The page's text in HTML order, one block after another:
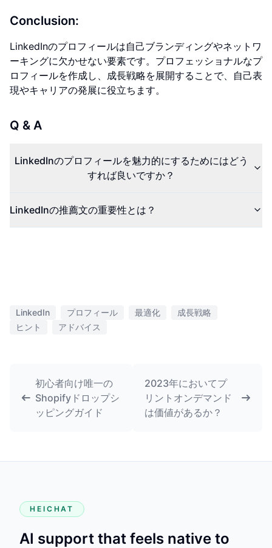
Conclusion:
LinkedInのプロフィールは自己ブランディングやネットワ
ーキングに欠かせない要素です。プロフェッショナルなプ
ロフィールを作成し、成長戦略を展開することで、自己表
現やキャリアの発展に役立ちます。
Q & A
LinkedInのプロフィールを魅力的にするためにはどう
すれば良いですか？
LinkedInの推薦文の重要性とは？
LinkedIn プロフィール 最適化
成長戦略
ヒント
アドバイス
初心者向け唯一の
Shopifyドロップシ
ッピングガイド
2023年においてプ
リントオンデマンド
は価値があるか？
HEICHAT
AI support that feels native to